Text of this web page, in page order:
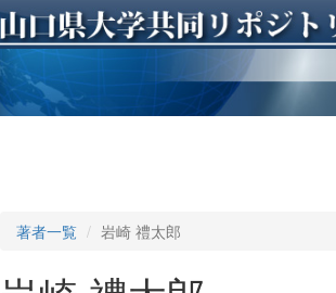
著者一覧 岩崎 禮太郎